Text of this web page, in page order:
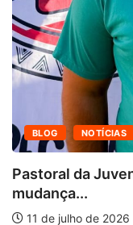
BLOG NOTÍCIAS
Pastoral da
mudança...
11 de julho de 2026